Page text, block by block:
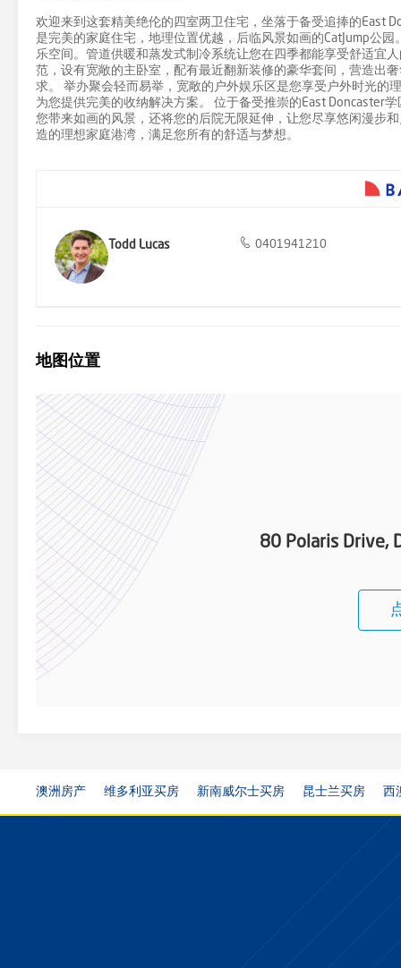
欢迎来到这套精美绝伦的四室两卫住宅，坐落于备受追捧的East
是完美的家庭住宅，地理位置优越，后临风景如画的CatJump公
乐空间。管道供暖和蒸发式制冷系统让您在四季都能享受舒适宜
范，设有宽敞的主卧室，配有最近翻新装修的豪华套间，营造出
求。 举办聚会轻而易举，宽敞的户外娱乐区是您享受户外时光的
为您提供完美的收纳解决方案。 位于备受推崇的East Doncaster
您带来如画的风景，还将您的后院无限延伸，让您尽享悠闲漫步
造的理想家庭港湾，满足您所有的舒适与梦想。
Todd Lucas 0401941210
地图位置
80 Polaris Drive,
澳洲房产 维多利亚买房 新南威尔士买房 昆士兰买房 西